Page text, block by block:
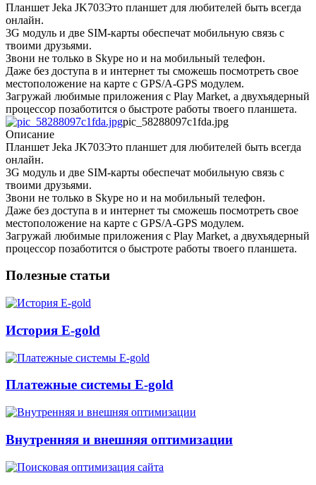
Планшет Jeka JK703Это планшет для любителей быть всегда
онлайн.
3G модуль и две SIM-карты обеспечат мобильную связь с
твоими друзьями.
Звони не только в Skype но и на мобильный телефон.
Даже без доступа в и интернет ты сможешь посмотреть свое
местоположение на карте с GPS/A-GPS модулем.
Загружай любимые приложения с Play Market, а двухъядерный
процессор позаботится о быстроте работы твоего планшета.
pic_58288097c1fda.jpg
Описание
Планшет Jeka JK703Это планшет для любителей быть всегда
онлайн.
3G модуль и две SIM-карты обеспечат мобильную связь с
твоими друзьями.
Звони не только в Skype но и на мобильный телефон.
Даже без доступа в и интернет ты сможешь посмотреть свое
местоположение на карте с GPS/A-GPS модулем.
Загружай любимые приложения с Play Market, а двухъядерный
процессор позаботится о быстроте работы твоего планшета.
Полезные статьи
История E-gold
Платежные системы E-gold
Внутренняя и внешняя оптимизации